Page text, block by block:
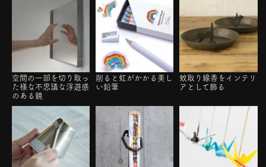
空間の一部を切り取っ
た様な不思議な浮遊感
のある鏡
削ると虹がかかる美し
い鉛筆
蚊取り線香をインテリ
アとして飾る